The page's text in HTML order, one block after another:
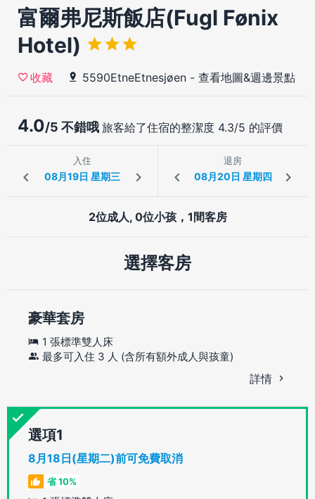
富爾弗尼斯飯店(Fugl Fønix
Hotel)
收藏 5590EtneEtnesjøen - 查看地圖&週邊景點
4.0/5 不錯哦 旅客給了住宿的整潔度 4.3/5 的評價
入住 退房
2位成人, 0位小孩，1間客房
選擇客房
豪華套房
1 張標準雙人床
最多可入住 3 人 (含所有額外成人與孩童)
詳情
選項
8月18日(星期二)前可免費取消
省 10%